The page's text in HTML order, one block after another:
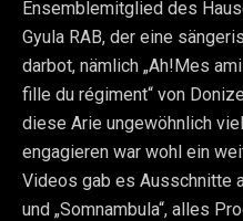
Ensemblemitglied des
Gyula RAB, der eine
darbot, nämlich „Ah!Mes
fille du régiment“ von
diese Arie ungewöhnlich
engagieren war wohl ein
Videos gab es Ausschnitte
und „Somnambula“, alles